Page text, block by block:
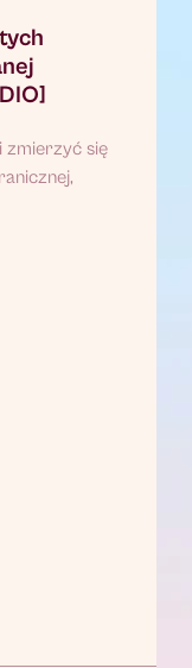
zmierzyć się